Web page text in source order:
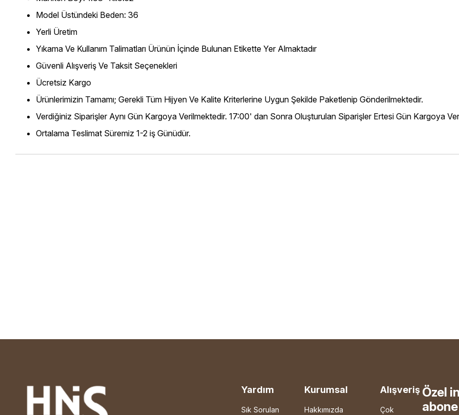
Model Üstündeki Beden: 36
Yerli Üretim
Yıkama Ve Kullanım Talimatları Ürünün İçinde Bulunan Etikette Yer Almaktadır
Güvenli Alışveriş Ve Taksit Seçenekleri
Ücretsiz Kargo
Ürünlerimizin Tamamı; Gerekli Tüm Hijyen Ve Kalite Kriterlerine Uygun Şekilde Paketlenip Gönderilmektedir.
Verdiğiniz Siparişler Aynı Gün Kargoya Verilmektedir. 17:00' dan Sonra Oluşturulan Siparişler Ertesi Gün Kargoya
Ortalama Teslimat Süremiz 1-2 iş Günüdür.
Yardım
Sık Sorulan
Kurumsal
Hakkımızda
Alışveriş
Çok
Özel